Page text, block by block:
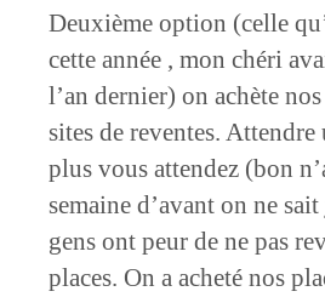
Deuxième option (celle
cette année , mon chéri
l’an dernier) on achète
sites de reventes.
plus vous attendez (bon
semaine d’avant on ne
gens ont peur de ne pas
places. On a acheté nos